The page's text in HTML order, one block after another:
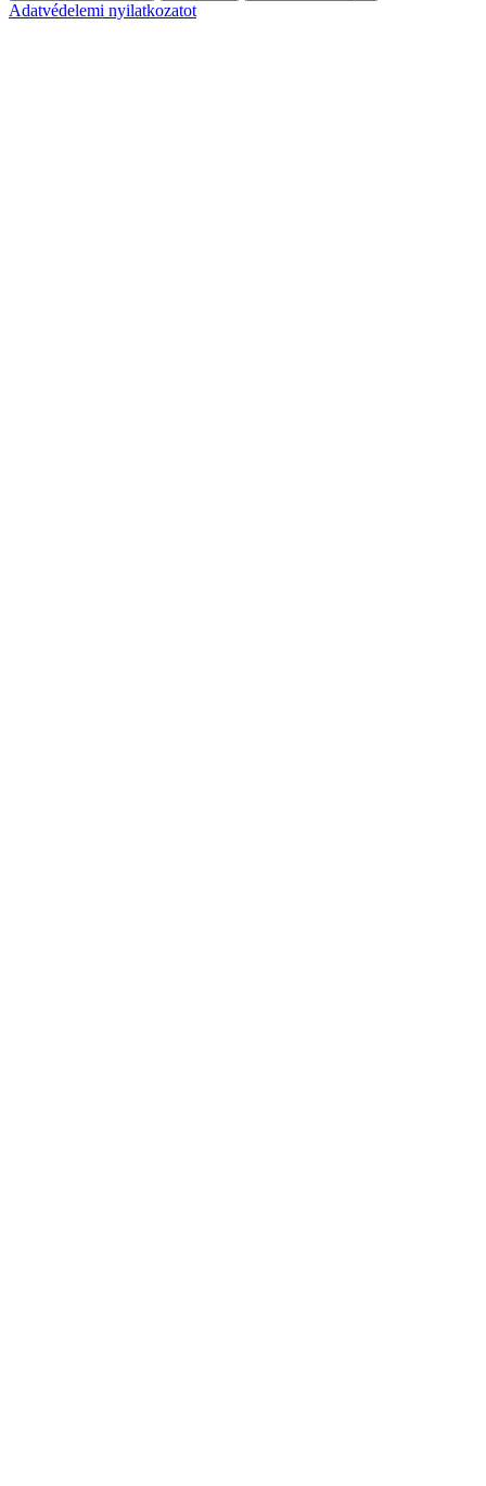
Adatvédelemi nyilatkozatot